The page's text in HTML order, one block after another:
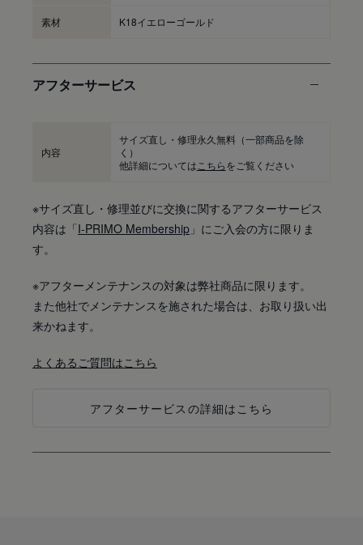
素材 K18イエローゴールド
アフターサービス
内容
サイズ直し・修理永久無料（一部商品を除
く）
他詳細については こちらをご覧ください
※サイズ直し・修理並びに交換に関するアフターサービス
内容は「I-PRIMO Membership 」にご入会の方に限りま
す。
※アフターメンテナンスの対象は弊社商品に限ります。
また他社でメンテナンスを施された場合は、お取り扱い出
来かねます。
よくあるご質問はこちら
アフターサービスの詳細はこちら